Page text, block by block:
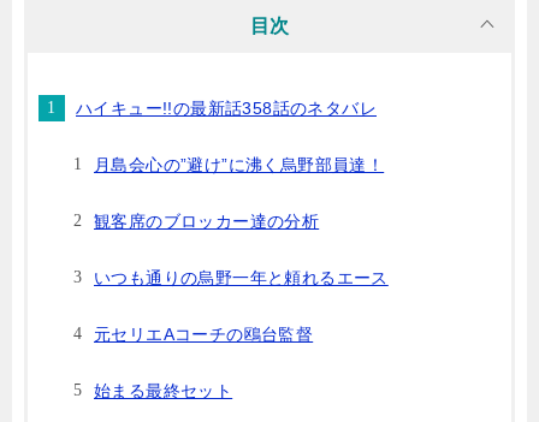
目次
ハイキュー!!の最新話358話のネタバレ
月島会心の”避け”に沸く烏野部員達！
観客席のブロッカー達の分析
いつも通りの烏野一年と頼れるエース
元セリエAコーチの鴎台監督
始まる最終セット